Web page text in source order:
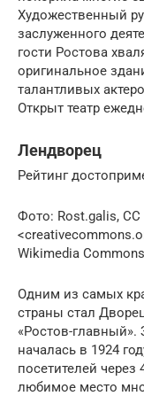
Художественный
заслуженного
гости Ростова
оригинальное
талантливых
Открыт театр
Лендворец
Рейтинг
Фото: Rost.galis, CC
Wikimedia Commons
Одним из самых
страны стал
«Ростов-главный».
началась в 1924
посетителей через
любимое место